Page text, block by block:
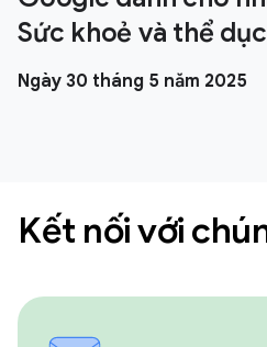
Sức khoẻ và thể dục
Ngày 30 tháng 5 năm 2025
Kết nối với